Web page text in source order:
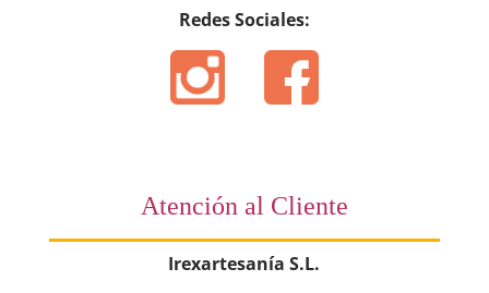
Redes Sociales:
Atención al Cliente
Irexartesanía S.L.